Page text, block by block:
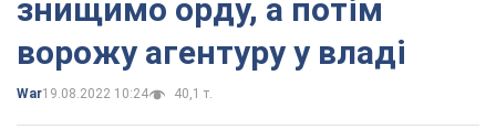
знищимо орду, а потім
ворожу агентуру у владі
War19.08.2022 10:24 40,1 т.